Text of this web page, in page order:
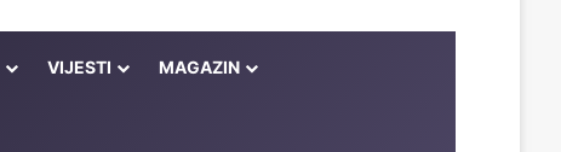
VIJESTI MAGAZIN